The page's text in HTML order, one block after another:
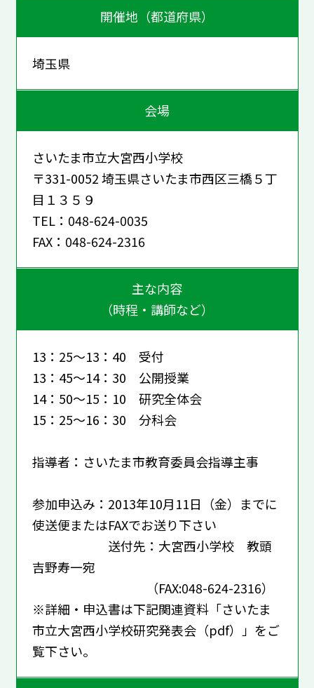
開催地（都道府県）
埼玉県
会場
さいたま市立大宮西小学校
〒331-0052 埼玉県さいたま市西区三橋５丁
目１３５９
TEL：048-624-0035
FAX：048-624-2316
主な内容
（時程・講師など）
13：25～13：40 受付
13：45～14：30 公開授業
14：50～15：10 研究全体会
15：25～16：30 分科会
指導者：さいたま市教育委員会指導主事
参加申込み：2013年10月11日（金）までに
使送便またはFAXでお送り下さい
送付先：大宮西小学校 教頭
吉野寿一宛
（FAX:048-624-2316）
※詳細・申込書は下記関連資料「さいたま
市立大宮西小学校研究発表会（pdf）」をご
覧下さい。